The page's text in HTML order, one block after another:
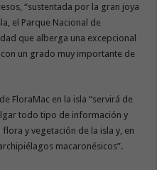
“sustentada por la gran joya
el Parque Nacional de
que alberga una excepcional
un grado muy importante de
FloraMac en la isla “servirá de
todo tipo de información y
y vegetación de la isla y, en
macaronésicos”.